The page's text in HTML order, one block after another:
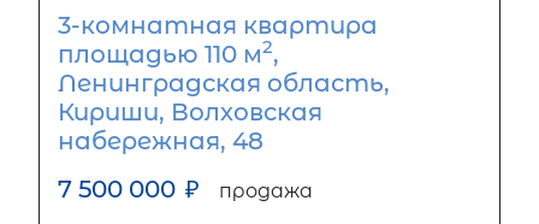
3-комнатная квартира
площадью 110 м2,
Ленинградская область,
Кириши, Волховская
набережная, 48
7 500 000 ₽ продажа